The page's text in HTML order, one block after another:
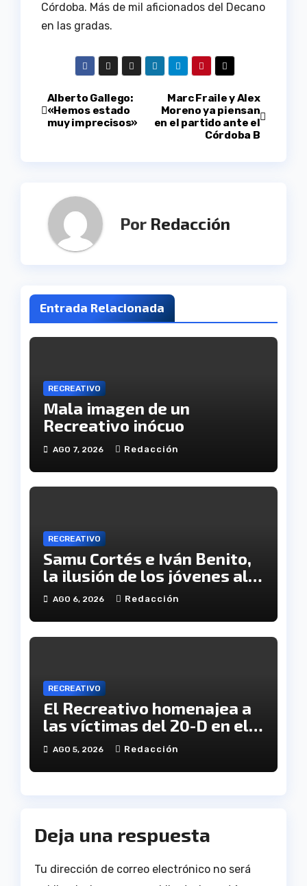
Córdoba. Más de mil aficionados del Decano
en las gradas.
Navegación
de
Marc Fraile y Alex
Moreno ya piensan
en el partido ante el
Córdoba B
Alberto Gallego:
«Hemos estado
muy imprecisos»
Por Redacción
Entrada Relacionada
RECREATIVO
Mala imagen de un
Recreativo inócuo
AGO 7, 2026 Redacción
RECREATIVO
Samu Cortés e Iván Benito,
la ilusión de los jóvenes al
servicio del Decano
AGO 6, 2026 Redacción
RECREATIVO
El Recreativo homenajea a
las víctimas del 20-D en el
XX aniversario de la
tragedia
AGO 5, 2026 Redacción
Deja una respuesta
Tu dirección de correo electrónico no será